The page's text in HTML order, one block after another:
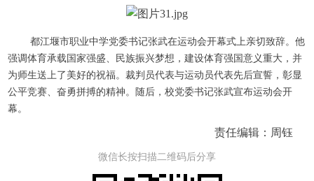
都江堰市职业中学党委书记张武在运动会开幕式上亲切致辞。他
强调体育承载国家强盛、民族振兴梦想，建设体育强国意义重大，并
为师生送上了美好的祝福。裁判员代表与运动员代表先后宣誓，彰显
公平竞赛、奋勇拼搏的精神。随后，校党委书记张武宣布运动会开
幕。
责任编辑：周钰
微信长按扫描二维码后分享